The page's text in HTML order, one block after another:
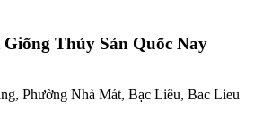
Thủy Sản Quốc Nay
Phường Nhà Mát, Bạc Liêu, Bac Lieu